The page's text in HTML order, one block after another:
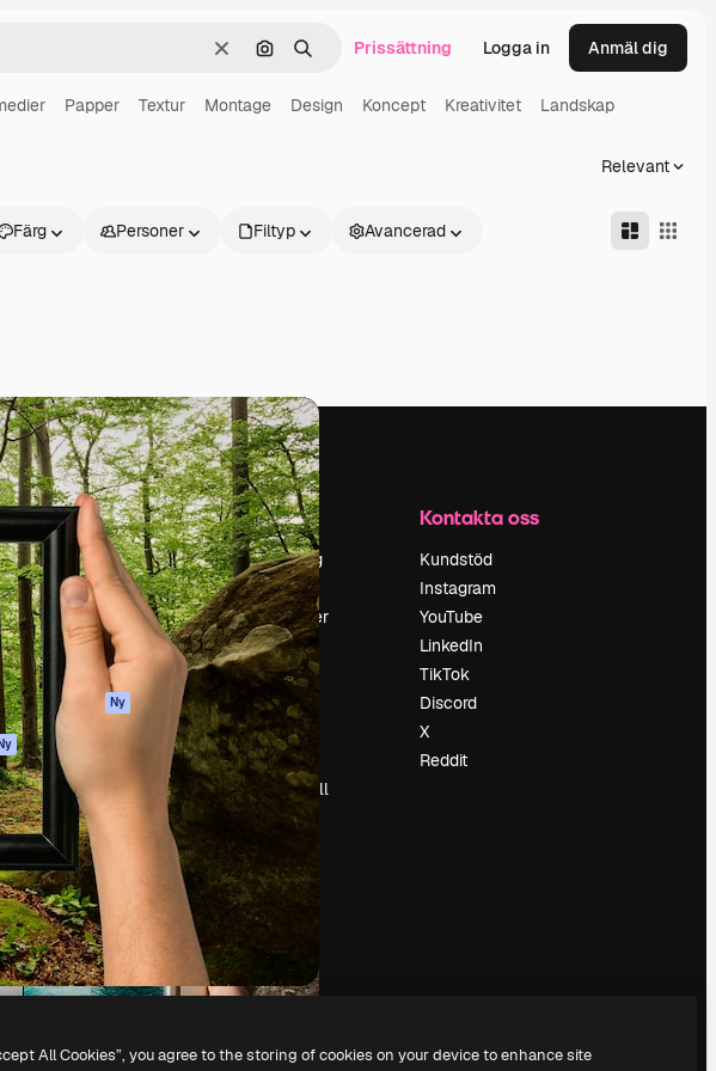
RensaSök efter bild
Söka Prissättning Logga in Anmäl dig
Papper Textur Montage Design Koncept Kreativitet Landskap
Relevant
Färg Personer Filtyp Avancerad
Kom igång
Academy
Dokumentation
Support
Användarvillkor
Integritetspolicy
Original Ny
Cookies policy
Förtroendecenter
Affiliates
Företag
Företag
Prissättning
Om oss
Recensioner
Karriär
Söktrender
Blogg
Händelser
Slidesgo
Sälj innehåll
Pressrum
Söker efter
magnific.ai
Kontakta oss
Kundstöd
Instagram
YouTube
LinkedIn
TikTok
Discord
X
Reddit
.
All Cookies”, you agree to the storing of cookies on your device to enhance site